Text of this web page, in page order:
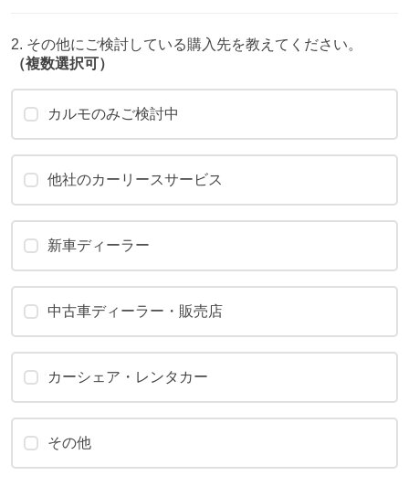
2. その他にご検討している購入先を教えてください。
（複数選択可）
カルモのみご検討中
他社のカーリースサービス
新車ディーラー
中古車ディーラー・販売店
カーシェア・レンタカー
その他